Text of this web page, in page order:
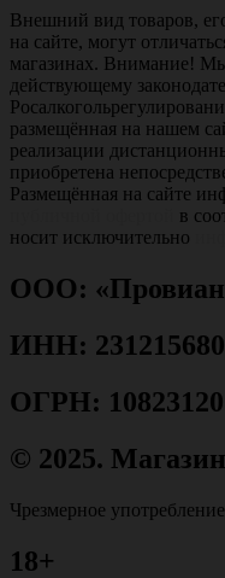
Внешний вид товаров,
на сайте, могут
магазинах. Внимание!
действующему
размещённая на нашем
реализации
приобретена
Размещённая на сайте
в
носит исключительно
ООО:
ИНН:
ОГРН:
© 2025.
Чрезмерное
18+